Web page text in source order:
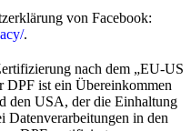
von Facebook:
.
nach dem „EU-US
ist ein Übereinkommen
den USA, der die Einhaltung
Datenverarbeitungen in den